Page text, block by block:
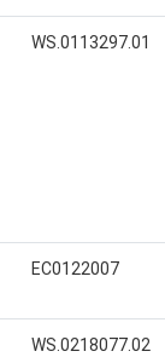
WS.0113297.01
EC0122007
WS.0218077.02